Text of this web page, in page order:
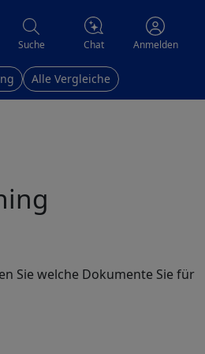
Suche Chat Anmelden
Alle Vergleiche
Sie welche Dokumente Sie für